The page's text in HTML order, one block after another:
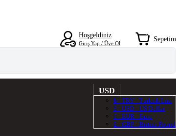
Hoşgeldiniz
Giriş Yap / Üye Ol
0
Sepetim
USD
₺ - TRY - Turkish Lira
$ - USD - US Dollar
€ - EUR - Euro
£ - GBP - British Pound